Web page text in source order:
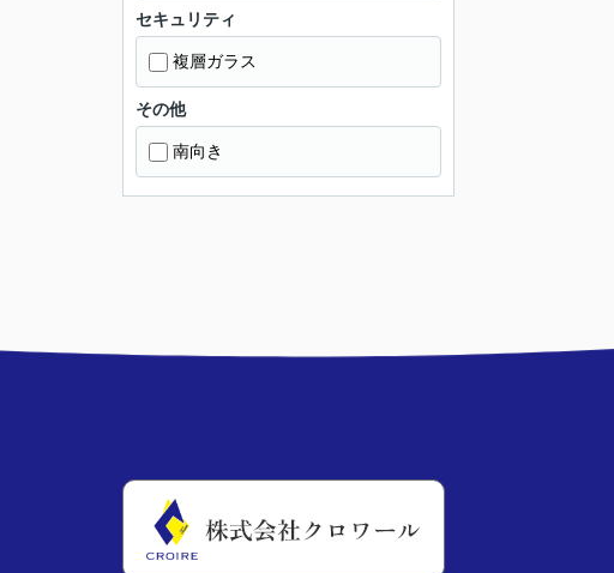
セキュリティ
複層ガラス
その他
南向き